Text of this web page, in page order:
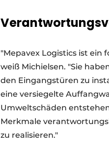
"Mepavex Logistics ist
weiß Michielsen. "Sie
den Eingangstüren zu
eine versiegelte
Umweltschäden
Merkmale
zu realisieren."